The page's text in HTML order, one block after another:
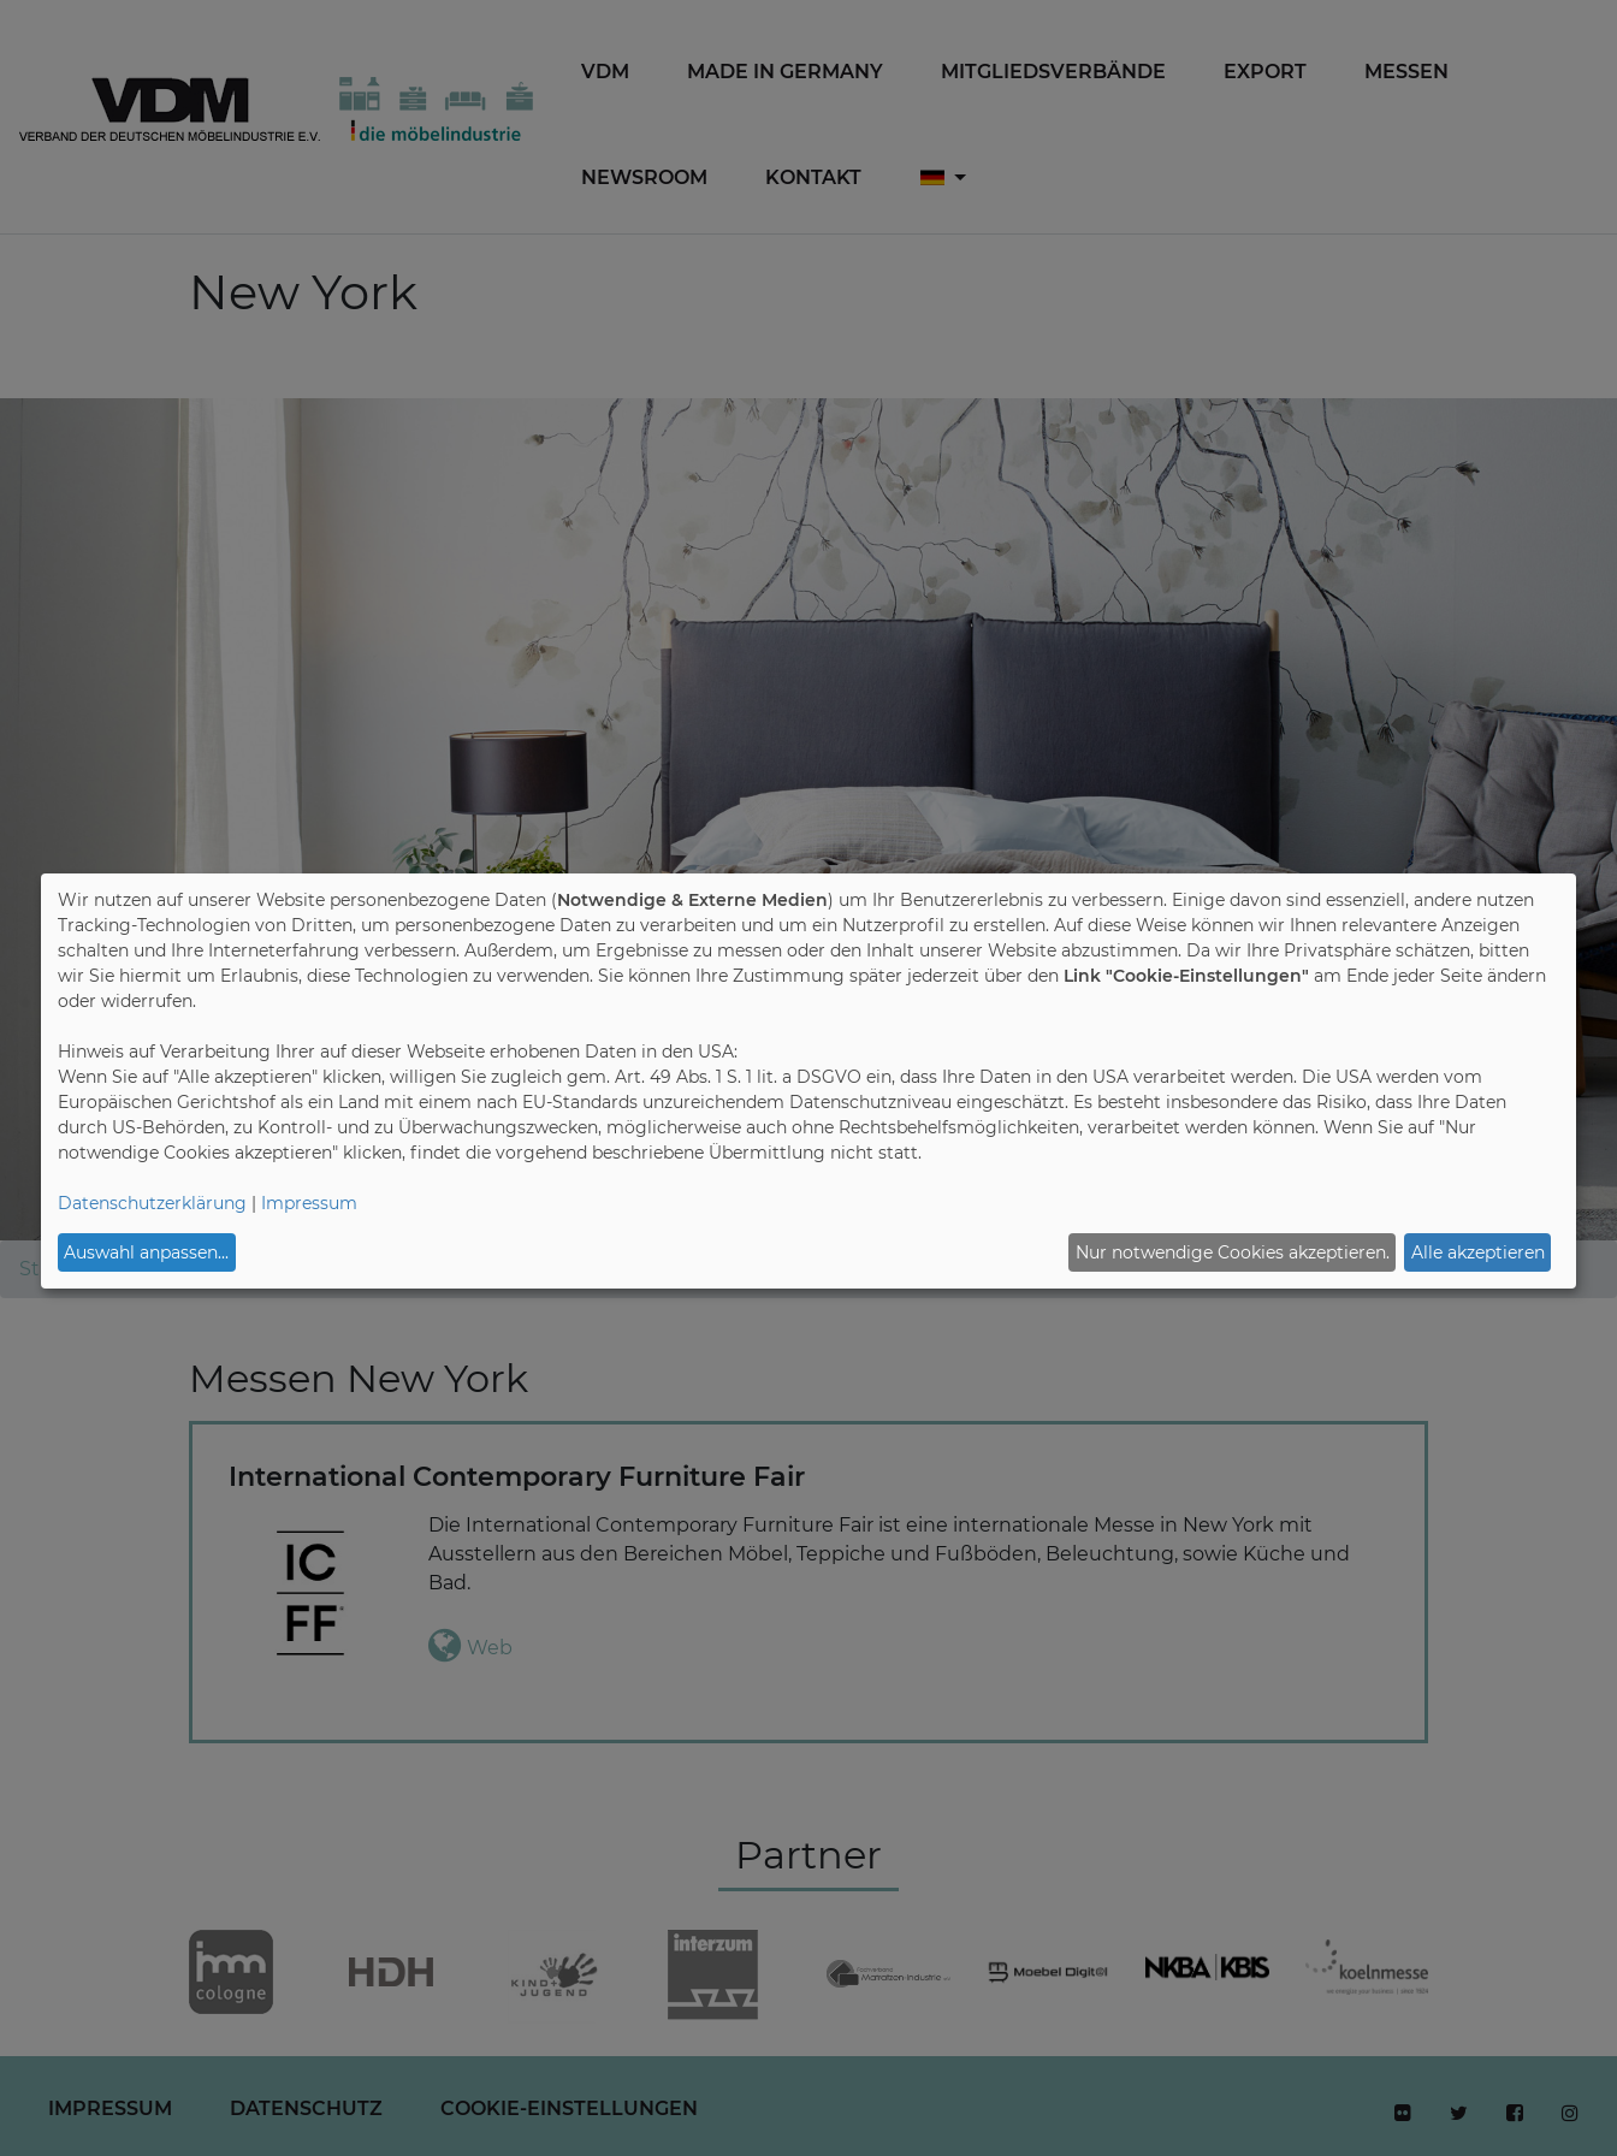
VDM MADE IN GERMANY MITGLIEDSVERBÄNDE EXPORT MESSEN
NEWSROOM KONTAKT
New York
Startseite Export Internationale Messen
Messen New York
International Contemporary Furniture Fair
Die International Contemporary Furniture Fair ist eine internationale Messe in New York mit
Ausstellern aus den Bereichen Möbel, Teppiche und Fußböden, Beleuchtung, sowie Küche und
Bad.
Web
Partner
IMPRESSUM DATENSCHUTZ COOKIE-EINSTELLUNGEN
Wir nutzen auf unserer Website personenbezogene Daten (Notwendige & Externe Medien) um Ihr Benutzererlebnis zu verbessern. Einige davon sind essenziell, andere nutzen
Tracking-Technologien von Dritten, um personenbezogene Daten zu verarbeiten und um ein Nutzerprofil zu erstellen. Auf diese Weise können wir Ihnen relevantere Anzeigen
schalten und Ihre Interneterfahrung verbessern. Außerdem, um Ergebnisse zu messen oder den Inhalt unserer Website abzustimmen. Da wir Ihre Privatsphäre schätzen, bitten
wir Sie hiermit um Erlaubnis, diese Technologien zu verwenden. Sie können Ihre Zustimmung später jederzeit über den Link "Cookie-Einstellungen" am Ende jeder Seite ändern
oder widerrufen.
Hinweis auf Verarbeitung Ihrer auf dieser Webseite erhobenen Daten in den USA:
Wenn Sie auf "Alle akzeptieren" klicken, willigen Sie zugleich gem. Art. 49 Abs. 1 S. 1 lit. a DSGVO ein, dass Ihre Daten in den USA verarbeitet werden. Die USA werden vom
Europäischen Gerichtshof als ein Land mit einem nach EU-Standards unzureichendem Datenschutzniveau eingeschätzt. Es besteht insbesondere das Risiko, dass Ihre Daten
durch US-Behörden, zu Kontroll- und zu Überwachungszwecken, möglicherweise auch ohne Rechtsbehelfsmöglichkeiten, verarbeitet werden können. Wenn Sie auf "Nur
notwendige Cookies akzeptieren" klicken, findet die vorgehend beschriebene Übermittlung nicht statt.
Datenschutzerklärung | Impressum
Auswahl anpassen... Nur notwendige Cookies akzeptieren. Alle akzeptieren